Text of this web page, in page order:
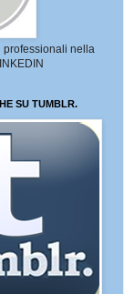
professionali nella
SU TUMBLR.